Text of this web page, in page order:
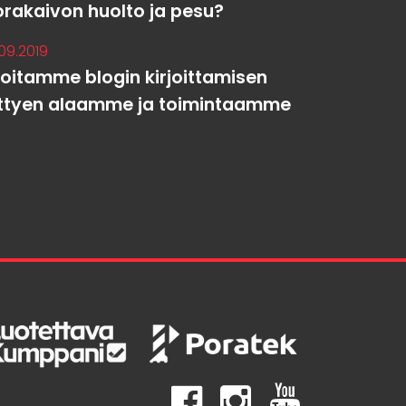
huolto ja pesu?
blogin kirjoittamisen
alaamme ja toimintaamme